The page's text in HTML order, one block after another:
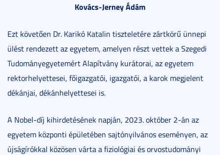
Kovács-Jerney Ádám
Ezt követően Dr. Karikó Katalin tiszteletére zártkörű ünnepi
ülést rendezett az egyetem, amelyen részt vettek a Szegedi
Tudományegyetemért Alapítvány kurátorai, az egyetem
rektorhelyettesei, főigazgatói, igazgatói, a karok megjelent
dékánjai, dékánhelyettesei is.
A Nobel-díj kihirdetésének napján, 2023. október 2-án az
egyetem központi épületében sajtónyilvános eseményen, az
újságírókkal közösen várta a fiziológiai és orvostudományi